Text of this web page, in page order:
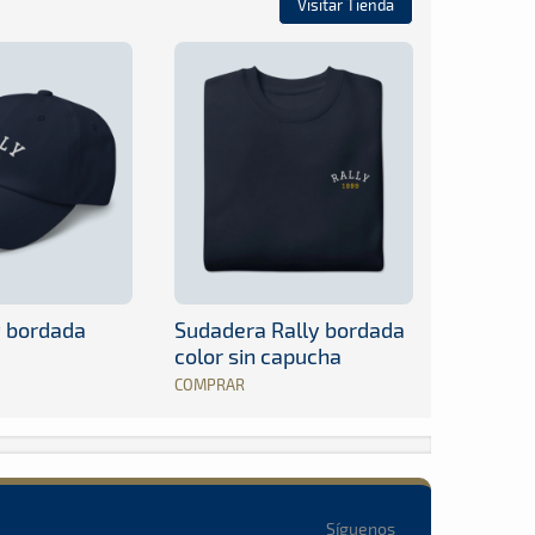
Visitar Tienda
bordada
Sudadera Rally bordada
color sin capucha
COMPRAR
Síguenos